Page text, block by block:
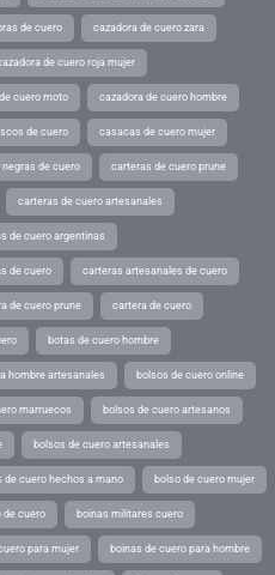
de cuero cazadora de cuero zara
de cuero roja mujer
cuero moto cazadora de cuero hombre
de cuero casacas de cuero mujer
de cuero carteras de cuero prune
carteras de cuero artesanales
de cuero argentinas
de cuero carteras artesanales de cuero
de cuero prune cartera de cuero
botas de cuero hombre
hombre artesanales bolsos de cuero online
marruecos bolsos de cuero artesanos
bolsos de cuero artesanales
de cuero hechos a mano bolso de cuero mujer
de cuero boinas militares cuero
para mujer boinas de cuero para hombre